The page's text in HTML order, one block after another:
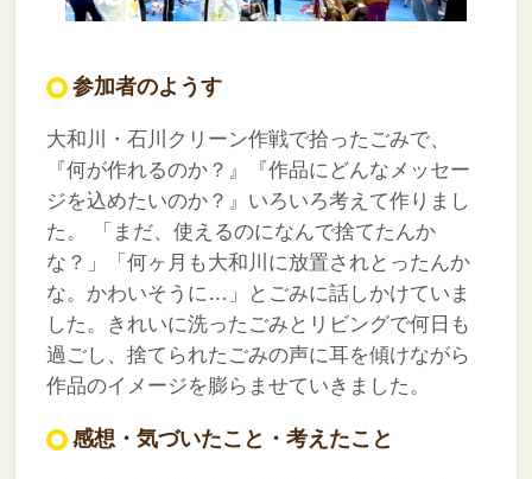
参加者のようす
大和川・石川クリーン作戦で拾ったごみで、
『何が作れるのか？』『作品にどんなメッセー
ジを込めたいのか？』いろいろ考えて作りまし
た。
「まだ、使えるのになんで捨てたんか
な？」「何ヶ月も大和川に放置されとったんか
な。かわいそうに…」とごみに話しかけていま
した。きれいに洗ったごみとリビングで何日も
過ごし、捨てられたごみの声に耳を傾けながら
作品のイメージを膨らませていきました。
感想・気づいたこと・考えたこと